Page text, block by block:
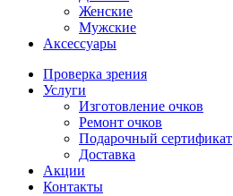
Женские
Мужские
Аксессуары
Проверка зрения
Услуги
Изготовление очков
Ремонт очков
Подарочный сертификат
Доставка
Акции
Контакты